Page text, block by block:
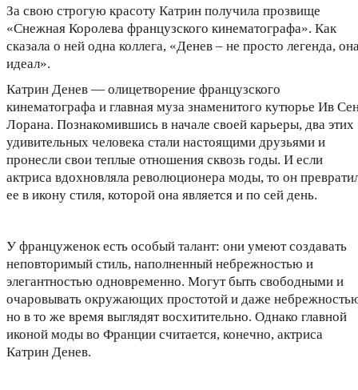
За свою строгую красоту Катрин получила прозвище
«Снежная Королева французского кинематографа». Как
сказала о ней одна коллега, «Денев – не просто легенда,
идеал».
Катрин Денев — олицетворение французского
кинематографа и главная муза знаменитого кутюрье Ив
Лорана. Познакомившись в начале своей карьеры, два этих
удивительных человека стали настоящими друзьями и
пронесли свои теплые отношения сквозь годы. И если
актриса вдохновляла революционера моды, то он
ее в икону стиля, которой она является и по сей день.
У француженок есть особый талант: они умеют создавать
неповторимый стиль, наполненный небрежностью и
элегантностью одновременно. Могут быть свободными и
очаровывать окружающих простотой и даже
но в то же время выглядят восхитительно. Однако главной
иконой моды во Франции считается, конечно, актриса
Катрин Денев.